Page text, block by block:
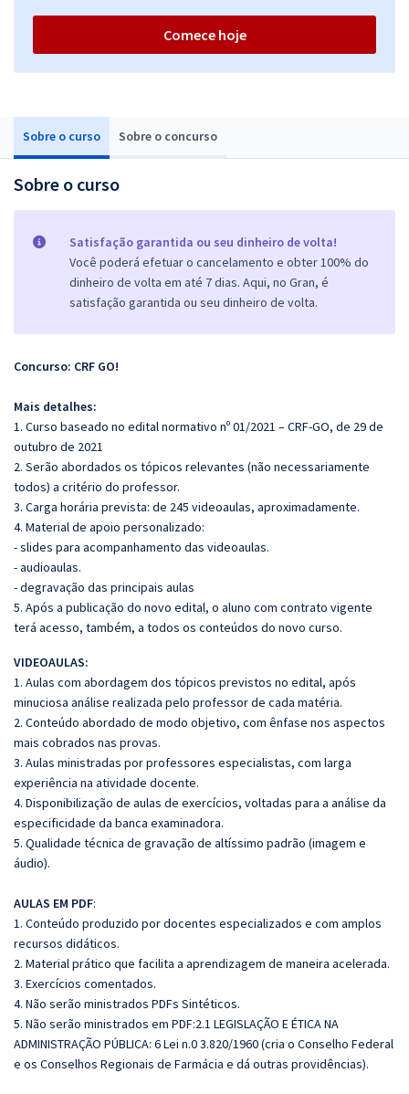
Sobre o curso Sobre o concurso
Sobre o curso
Satisfação garantida ou seu dinheiro de volta!
Você poderá efetuar o cancelamento e obter 100% do
dinheiro de volta em até 7 dias. Aqui, no Gran, é
satisfação garantida ou seu dinheiro de volta.
Concurso: CRF GO!
Mais detalhes:
1. Curso baseado no edital normativo nº 01/2021 – CRF‐GO, de 29 de
outubro de 2021
2. Serão abordados os tópicos relevantes (não necessariamente
todos) a critério do professor.
3. Carga horária prevista: de 245 videoaulas, aproximadamente.
4. Material de apoio personalizado:
- slides para acompanhamento das videoaulas.
- audioaulas.
- degravação das principais aulas
5. Após a publicação do novo edital, o aluno com contrato vigente
terá acesso, também, a todos os conteúdos do novo curso.
VIDEOAULAS:
1. Aulas com abordagem dos tópicos previstos no edital, após
minuciosa análise realizada pelo professor de cada matéria.
2. Conteúdo abordado de modo objetivo, com ênfase nos aspectos
mais cobrados nas provas.
3. Aulas ministradas por professores especialistas, com larga
experiência na atividade docente.
4. Disponibilização de aulas de exercícios, voltadas para a análise da
especificidade da banca examinadora.
5. Qualidade técnica de gravação de altíssimo padrão (imagem e
áudio).
AULAS EM PDF:
1. Conteúdo produzido por docentes especializados e com amplos
recursos didáticos.
2. Material prático que facilita a aprendizagem de maneira acelerada.
3. Exercícios comentados.
4. Não serão ministrados PDFs Sintéticos.
5. Não serão ministrados em PDF:2.1 LEGISLAÇÃO E ÉTICA NA
ADMINISTRAÇÃO PÚBLICA: 6 Lei n.0 3.820/1960 (cria o Conselho Federal
e os Conselhos Regionais de Farmácia e dá outras providências).
Comece hoje